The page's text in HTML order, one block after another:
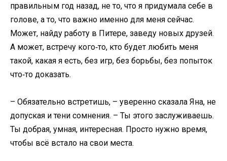
правильным год назад, не то, что я придумала себе в
голове, а то, что важно именно для меня сейчас.
Может, найду работу в Питере, заведу новых друзей.
А может, встречу кого‑то, кто будет любить меня
такой, какая я есть, без игр, без борьбы, без попыток
что‑то доказать.
– Обязательно встретишь, – уверенно сказала Яна, не
допуская и тени сомнения. – Ты этого заслуживаешь.
Ты добрая, умная, интересная. Просто нужно время,
чтобы всё встало на свои места.